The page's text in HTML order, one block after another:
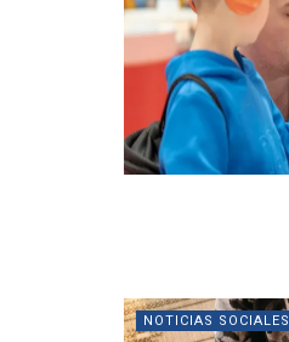
NOTICIAS SOCIALES